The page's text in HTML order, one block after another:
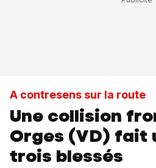
A contresens sur la route
Une collision
Orges (VD) fait
trois blessés